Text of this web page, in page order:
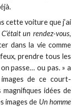
cette voiture que j’ai
C’était un rendez-vous,
dans la vie comme
prendre tous les
passe… ou pas. » a
de ce court-
idées de
images de Un homme